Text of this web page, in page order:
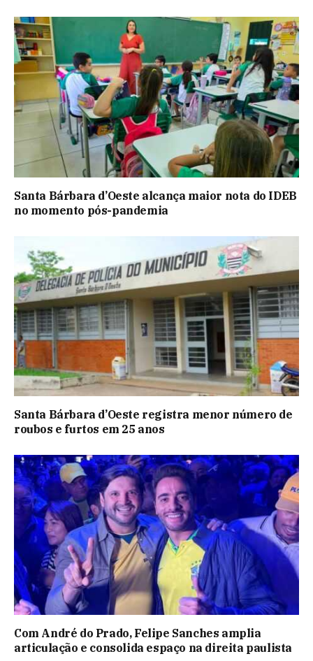
Santa Bárbara d’Oeste alcança maior nota do IDEB
no momento pós-pandemia
Santa Bárbara d’Oeste registra menor número de
roubos e furtos em 25 anos
Com André do Prado, Felipe Sanches amplia
articulação e consolida espaço na direita paulista